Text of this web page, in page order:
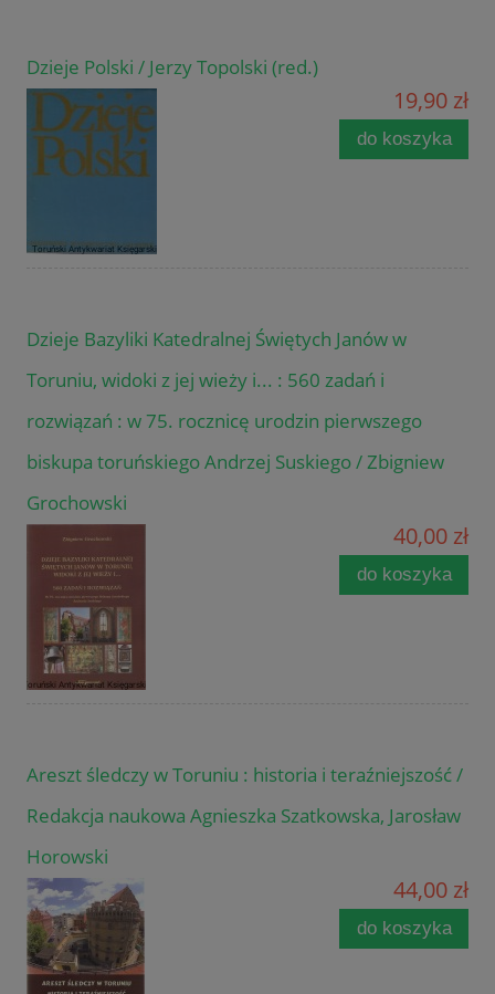
Dzieje Polski / Jerzy Topolski (red.)
19,90 zł
do koszyka
Dzieje Bazyliki Katedralnej Świętych Janów w
Toruniu, widoki z jej wieży i... : 560 zadań i
rozwiązań : w 75. rocznicę urodzin pierwszego
biskupa toruńskiego Andrzej Suskiego / Zbigniew
Grochowski
40,00 zł
do koszyka
Areszt śledczy w Toruniu : historia i teraźniejszość /
Redakcja naukowa Agnieszka Szatkowska, Jarosław
Horowski
44,00 zł
do koszyka